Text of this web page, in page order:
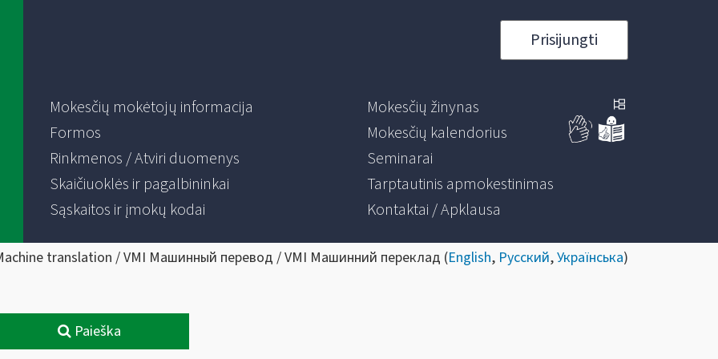
Prisijungti
Mokesčių mokėtojų informacija
Formos
Rinkmenos / Atviri duomenys
Skaičiuoklės ir pagalbininkai
Sąskaitos ir įmokų kodai
Mokesčių žinynas
Mokesčių kalendorius
Seminarai
Tarptautinis apmokestinimas
Kontaktai / Apklausa
translation / VMI Машинный перевод / VMI Машинний переклад (English, Русский,Українська)
Paieška